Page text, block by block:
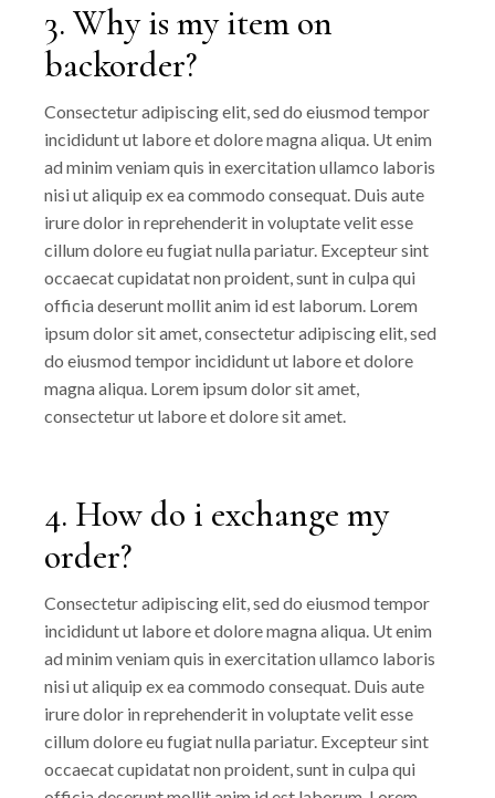
3. Why is my item on
backorder?
Consectetur adipiscing elit, sed do eiusmod tempor
incididunt ut labore et dolore magna aliqua. Ut enim
ad minim veniam quis in exercitation ullamco laboris
nisi ut aliquip ex ea commodo consequat. Duis aute
irure dolor in reprehenderit in voluptate velit esse
cillum dolore eu fugiat nulla pariatur. Excepteur sint
occaecat cupidatat non proident, sunt in culpa qui
officia deserunt mollit anim id est laborum. Lorem
ipsum dolor sit amet, consectetur adipiscing elit, sed
do eiusmod tempor incididunt ut labore et dolore
magna aliqua. Lorem ipsum dolor sit amet,
consectetur ut labore et dolore sit amet.
4. How do i exchange my
order?
Consectetur adipiscing elit, sed do eiusmod tempor
incididunt ut labore et dolore magna aliqua. Ut enim
ad minim veniam quis in exercitation ullamco laboris
nisi ut aliquip ex ea commodo consequat. Duis aute
irure dolor in reprehenderit in voluptate velit esse
cillum dolore eu fugiat nulla pariatur. Excepteur sint
occaecat cupidatat non proident, sunt in culpa qui